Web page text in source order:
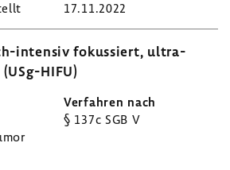
17.11.2022
​intensiv fokus­siert, ultra­
​HIFU)
§ 137c SGB V